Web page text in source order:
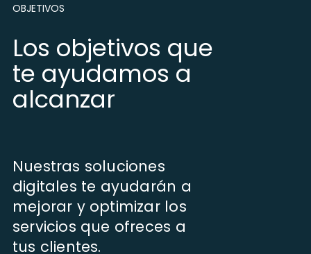
OBJETIVOS
Los objetivos que
te ayudamos a
alcanzar
Nuestras soluciones
digitales te ayudarán a
mejorar y optimizar los
servicios que ofreces a
tus clientes.